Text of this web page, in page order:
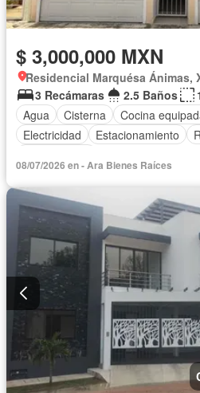
$ 3,000,000 MXN
Residencial Marquésa Ánimas,
3 Recámaras
2.5 Baños
Agua
Cisterna Cocina
Electricidad
Estacionamiento
08/07/2026 en - Ara Bienes Raíces